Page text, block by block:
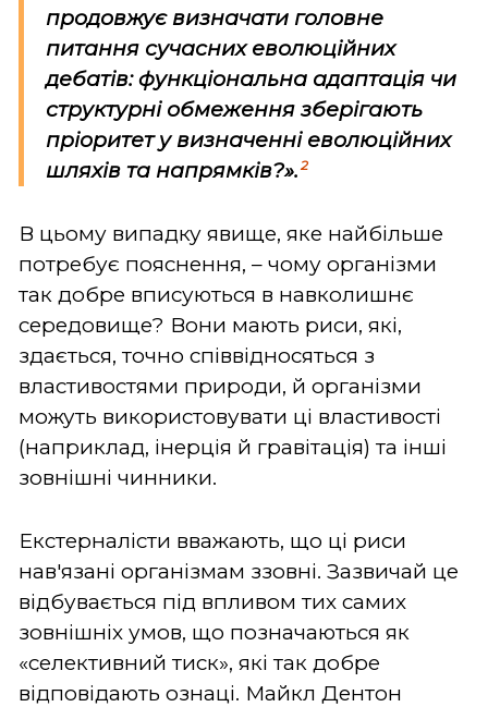
продовжує визначати головне
питання сучасних еволюційних
дебатів: функціональна адаптація чи
структурні обмеження зберігають
пріоритет у визначенні еволюційних
шляхів та напрямків?». 2
В цьому випадку явище, яке найбільше
потребує пояснення, – чому організми
так добре вписуються в навколишнє
середовище? Вони мають риси, які,
здається, точно співвідносяться з
властивостями природи, й організми
можуть використовувати ці властивості
(наприклад, інерція й гравітація) та інші
зовнішні чинники.
Екстерналісти вважають, що ці риси
нав'язані організмам ззовні. Зазвичай це
відбувається під впливом тих самих
зовнішніх умов, що позначаються як
«селективний тиск», які так добре
відповідають ознаці. Майкл Дентон